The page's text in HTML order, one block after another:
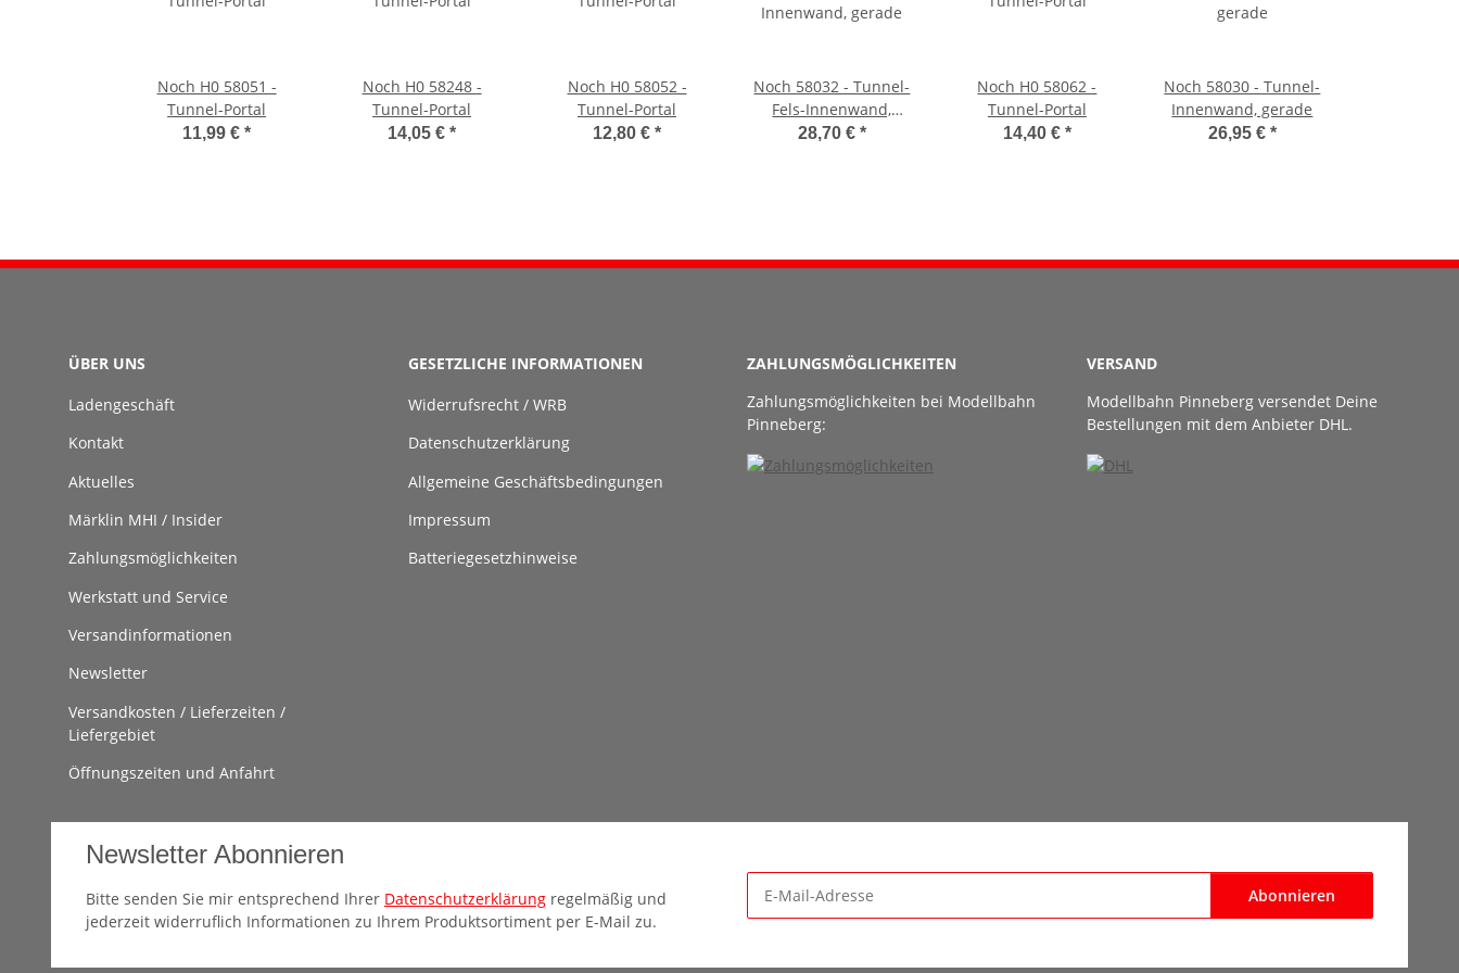
Noch H0 58051 -
Tunnel-Portal
11,99 €*
Noch H0 58248 -
Tunnel-Portal
14,05 €*
Noch H0 58052 -
Tunnel-Portal
12,80 € *
Noch 58032 - Tunnel-
Fels-Innenwand,
gerade
28,70 € *
Noch H0 58062 -
Tunnel-Portal
14,40 € *
Noch 58030 - Tunnel-
Innenwand, gerade
26,95 € *
ÜBER UNS
Ladengeschäft
Kontakt
Aktuelles
Märklin MHI / Insider
Zahlungsmöglichkeiten
Werkstatt und Service
Versandinformationen
Newsletter
Versandkosten / Lieferzeiten /
Liefergebiet
Öffnungszeiten und Anfahrt
GESETZLICHE INFORMATIONEN
Widerrufsrecht / WRB
Datenschutzerklärung
Allgemeine Geschäftsbedingungen
Impressum
Batteriegesetzhinweise
ZAHLUNGSMÖGLICHKEITEN
Zahlungsmöglichkeiten bei Modellbahn
Pinneberg:
VERSAND
Modellbahn Pinneberg versendet Deine
Bestellungen mit dem Anbieter DHL.
Newsletter Abonnieren
Bitte senden Sie mir entsprechend Ihrer Datenschutzerklärung regelmäßig und
jederzeit widerruflich Informationen zu Ihrem Produktsortiment per E-Mail zu.
Abonnieren